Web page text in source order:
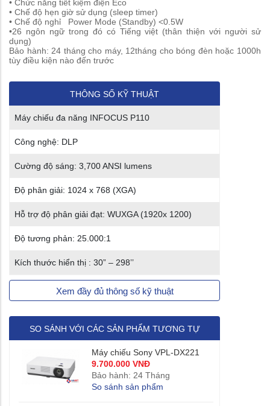
• Chức năng tiết kiệm điện Eco
• Chế độ hẹn giờ sử dụng (sleep timer)
• Chế độ nghỉ Power Mode (Standby) <0.5W
•26 ngôn ngữ trong đó có Tiếng việt (thân thiện với người sử
dụng)
Bảo hành: 24 tháng cho máy, 12tháng cho bóng đèn hoặc 1000h
tùy điều kiện nào đến trước
THÔNG SỐ KỸ THUẬT
Máy chiếu đa năng INFOCUS P110
Công nghệ: DLP
Cường độ sáng: 3,700 ANSI lumens
Độ phân giải: 1024 x 768 (XGA)
Hỗ trợ độ phân giải đạt: WUXGA (1920x 1200)
Độ tương phản: 25.000:1
Kích thước hiển thị : 30” – 298’’
Xem đầy đủ thông số kỹ thuật
SO SÁNH VỚI CÁC SẢN PHẨM TƯƠNG TỰ
Máy chiếu Sony VPL-DX221
9.700.000 VNĐ
Bảo hành: 24 Tháng
So sánh sản phẩm